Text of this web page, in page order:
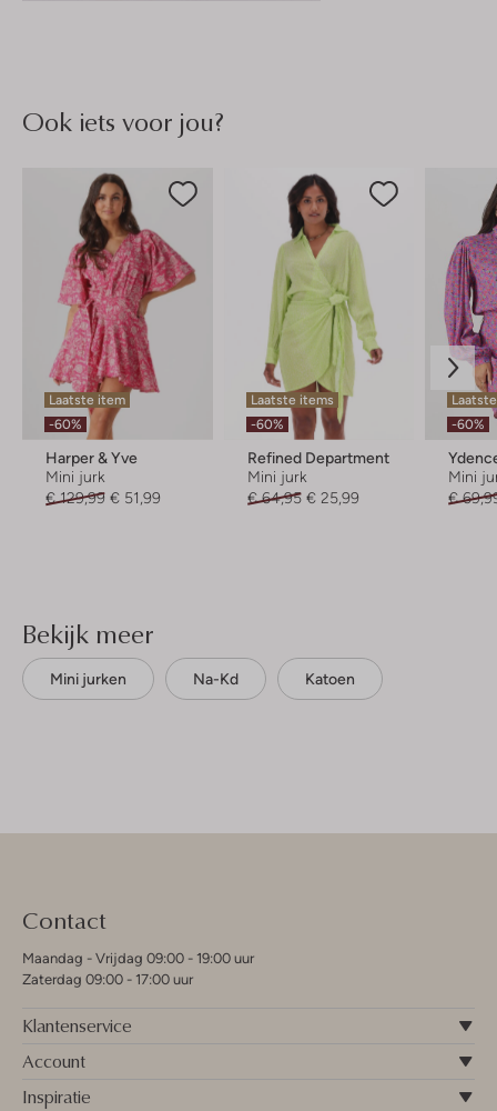
Ook iets voor jou?
Laatste item
-60%
Harper & Yve
Mini jurk
€ 129,99 € 51,99
Laatste items
-60%
Refined Department
Mini jurk
€ 64,95 € 25,99
-60%
Mini
€
Bekijk meer
Mini jurken Na-Kd Katoen
Contact
Maandag - Vrijdag 09:00 - 19:00 uur
Zaterdag 09:00 - 17:00 uur
Klantenservice
Account
Inspiratie